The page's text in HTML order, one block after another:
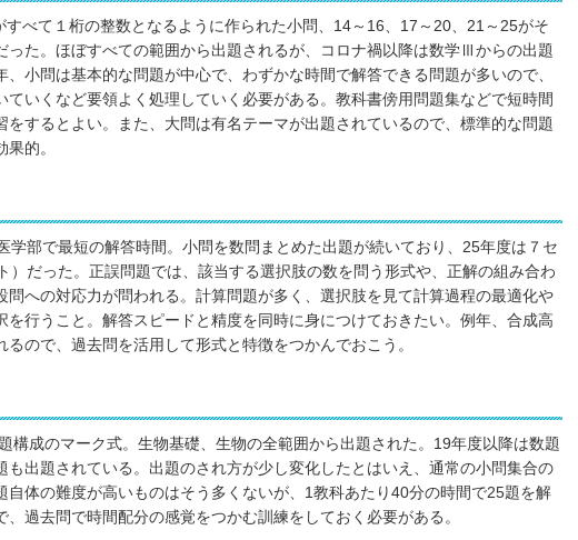
すべて１桁の整数となるように作られた小問、14～16、17～20、21～25がそ
った。ほぼすべての範囲から出題されるが、コロナ禍以降は数学Ⅲからの出題
、小問は基本的な問題が中心で、わずかな時間で解答できる問題が多いので、
ていくなど要領よく処理していく必要がある。教科書傍用問題集などで短時間
をするとよい。また、大問は有名テーマが出題されているので、標準的な問題
的。
学部で最短の解答時間。小問を数問まとめた出題が続いており、25年度は７セ
）だった。正誤問題では、該当する選択肢の数を問う形式や、正解の組み合わ
問への対応力が問われる。計算問題が多く、選択肢を見て計算過程の最適化や
を行うこと。解答スピードと精度を同時に身につけておきたい。例年、合成高
ので、過去問を活用して形式と特徴をつかんでおこう。
構成のマーク式。生物基礎、生物の全範囲から出題された。19年度以降は数題
も出題されている。出題のされ方が少し変化したとはいえ、通常の小問集合の
自体の難度が高いものはそう多くないが、1教科あたり40分の時間で25題を解
、過去問で時間配分の感覚をつかむ訓練をしておく必要がある。